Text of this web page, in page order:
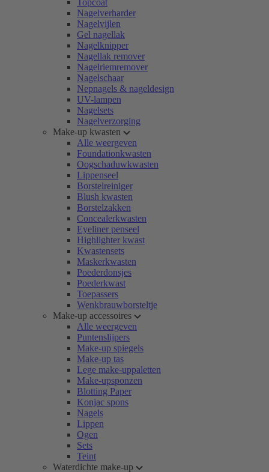
Topcoat
Nagelverharder
Nagelvijlen
Gel nagellak
Nagelknipper
Nagellak remover
Nagelriemremover
Nagelschaar
Nepnagels & nageldesign
UV-lampen
Nagelsets
Nagelverzorging
Make-up kwasten
Alle weergeven
Foundationkwasten
Oogschaduwkwasten
Lippenseel
Borstelreiniger
Blush kwasten
Borstelzakken
Concealerkwasten
Eyeliner penseel
Highlighter kwast
Kwastensets
Maskerkwasten
Poederdonsjes
Poederkwast
Toepassers
Wenkbrauwborsteltje
Make-up accessoires
Alle weergeven
Puntenslijpers
Make-up spiegels
Make-up tas
Lege make-uppaletten
Make-upsponzen
Blotting Paper
Konjac spons
Nagels
Lippen
Ogen
Sets
Teint
Waterdichte make-up